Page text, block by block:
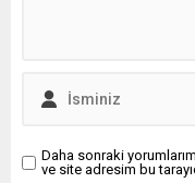
Daha sonraki
ve site adresim bu